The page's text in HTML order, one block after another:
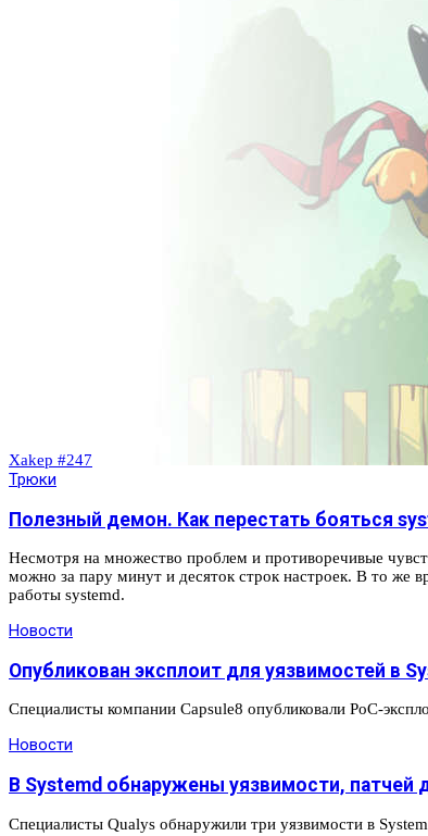
Xakep #247
Трюки
Полезный демон. Как перестать бояться
Несмотря на множество проблем и противоречивые
можно за пару минут и десяток строк настроек. В то же
работы systemd.
Новости
Опубликован эксплоит для уязвимостей в
Специалисты компании Capsule8 опубликовали PoC-
Новости
В Systemd обнаружены уязвимости, патчей
Специалисты Qualys обнаружили три уязвимости в